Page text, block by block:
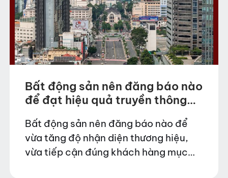
Bất động sản nên đăng báo nào
để đạt hiệu quả truyền thông
Bất động sản nên đăng báo nào để
vừa tăng độ nhận diện thương hiệu,
vừa tiếp cận đúng khách hàng mục